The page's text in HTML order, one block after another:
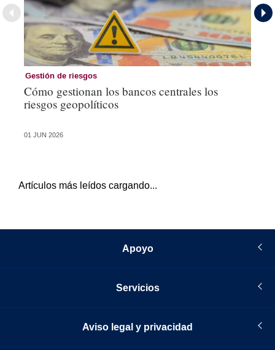
Gestión de riesgos
Cómo gestionan los bancos centrales los
riesgos geopolíticos
01 JUN 2026
Artículos más leídos cargando...
Apoyo
Servicios
Aviso legal y privacidad